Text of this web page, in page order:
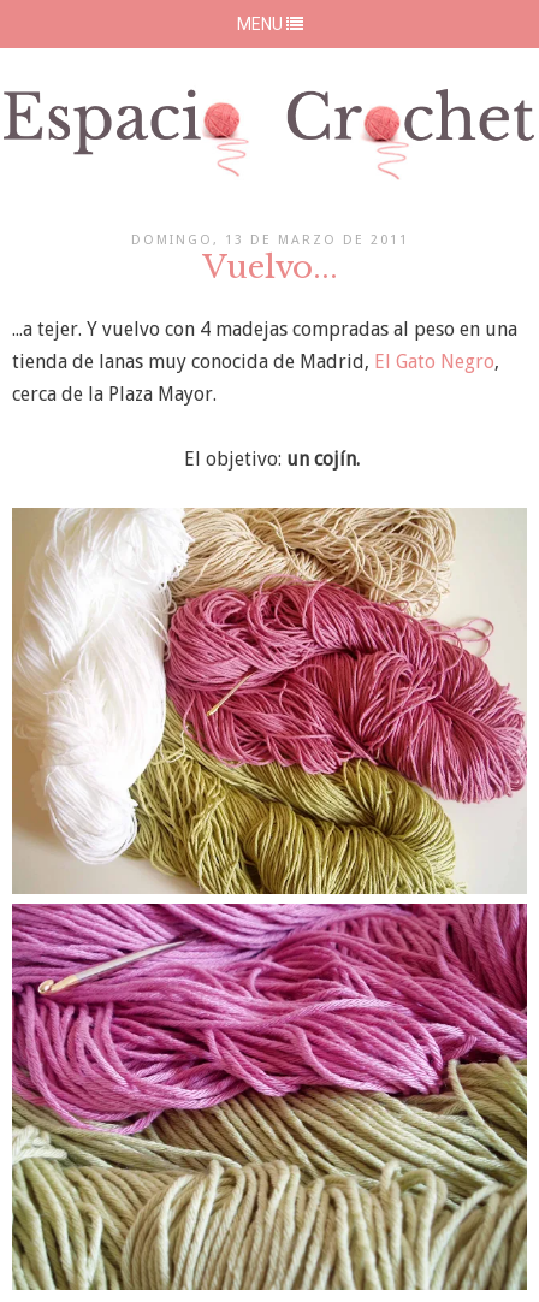
MENU
DOMINGO, 13 DE MARZO DE 2011
Vuelvo...
...a tejer. Y vuelvo con 4 madejas compradas al peso en una
tienda de lanas muy conocida de Madrid, El Gato Negro,
cerca de la Plaza Mayor.
El objetivo: un cojín.